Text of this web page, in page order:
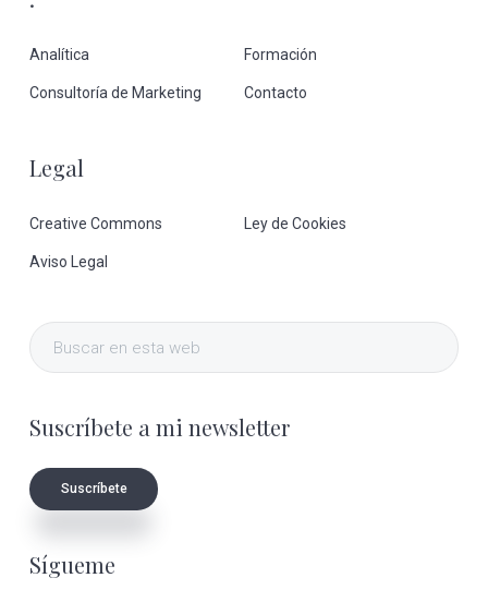
Analítica Formación
Consultoría de Marketing Contacto
Legal
Creative Commons Ley de Cookies
Aviso Legal
Buscar
en
web
Suscríbete a mi newsletter
Suscríbete
Sígueme